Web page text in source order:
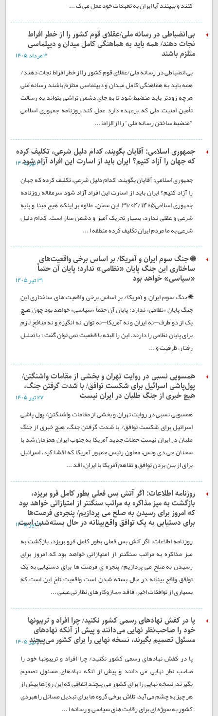
کنند و ببینند آیا ایران به تعهدات خود عمل می ک ...
بی‌انضباطی در رسانه ملی/عقلای قوم کشور را از خطر افراط
نجات دهند/ همه باید به هماهنگی کامل میدان و دیپلماسی
متلزم باشند ۳ مرداد ۱۴۰۵
بی انضباطی در رسانه ملی/عقلای قوم کشور را از خطر افراط نجات دهند/
همه باید به هماهنگی کامل میدان و دیپلماسی متلزم باشند رسانه ملی
هرچه زودتر باید منضبط شود تا به جای دشمن تراشی بتواند به رسالت
تأمین امنیت ملی که برعهده دارد عمل کند.روزنامه جمهوری اسلامی
"منضبط ساختن رسانه ملی" را از الزاما ...
جمهوری اسلامی: آقایان بگویند، کدام دلیل شرعی، تکلیف کرده
که جهان را آزاد کنیم؟ ایران باید از اسارت این افراد آزاد شود
۳۱ تير ۱۴۰۵
جمهوری اسلامی: آقایان بگویند، کدام دلیل شرعی، تکلیف کرده که جهان
را آزاد کنیم؟ ایران باید از اسارت این افراد آزاد شود سرمقاله روزنامه
جمهوری اسلامی31/04/1405 این سخن، علاوه بر اینکه هیچ مبنا و پایه
شرعی و عقلی ندارد، بسیار تحریک آمیز و دشمن ساز است. کدام دلیل
شرعی به ما مردم ایران تکلیف کرده منطقه ا ...
🌐 جنگ سوم ایران و آمریکا/ بر اساس برخی واقعیت‌های
ساختاری این جنگ پایان «نظامی» ندارد؛ پایان آن حتماً
«سیاسی» خواهد بود ۲۹ تير ۱۴۰۵
🌐 جنگ سوم ایران و آمریکا/ بر اساس برخی واقعیت های ساختاری این
جنگ پایان «نظامی» ندارد؛ پایان آن حتماً «سیاسی» خواهد بود چون هیچ
یک از دو طرف—نه ایران و نه آمریکا—نه توان، نه انگیزه و نه منافع لازم
برای پایان نظامی را دارند. این را البته با قطعیت نمی توان گفت ؛ با تحلیل
رفتار، ظرفیت و ...
همسویی نسبی در روایت تهران و بخشی از مقامات واشنگتن/
پول‌پاشی اسرائیل برای شکست توافق/ با شدت گرفتن جنگ،
هیچ خبری از جنگ طلبان در ایران نیست ۲۷ تير ۱۴۰۵
همسویی نسبی در روایت تهران و بخشی از مقامات واشنگتن/ پول پاشی
اسرائیل برای شکست توافق/ با شدت گرفتن جنگ، هیچ خبری از جنگ
طلبان در ایران نیست حملات جدید آمریکا به جنوب ایران همزمان شد با
سخنان جی دی ونس، معاون رئیس جمهور آمریکا که افشا کرد، اسرائیل
برای از بین بردن توافق و تفاهم آمریکا با ایران، اقد ...
روزنامه اطلاعات: اگر آتش بس فعلی بطور کامل فرو بریزد،
بازگشت به میز مذاکره به مراتب سنگنتر از امتیازاتی خواهد بود
که امروز برای رسیدن به صلح می پردازیم/ پنجره‌ی فرصت‌ها
برای دستیابی به یک توافق واقع‌بینانه در حال بسته‌شدن است
۲۳ تير ۱۴۰۵
روزنامه اطلاعات: اگر آتش بس فعلی بطور کامل فرو بریزد، بازگشت به
میز مذاکره به مراتب سنگنتر از امتیازاتی خواهد بود که امروز برای
رسیدن به صلح می پردازیم/ پنجره ی فرصت ها برای دستیابی به یک
توافق واقع بینانه در حال بسته شدن است واقعیت تلخ این است که
بسیاری از توافقات اخیر، فاقد «سازوکارهای نظارتی عینی ...
پا در کفش نهادهای رسمی کشور نکنید/ چرا افراد و تریبونها
خود را صاحب‌نظر نهایی می‌دانند و پیش از آنکه نهادهای
مسئول تصمیم بگیرند، نسخه نهایی را برای کشور می‌پیچند
۲۲ تير ۱۴۰۵
پا در کفش نهادهای رسمی کشور نکنید/ چرا افراد و تریبونها خود را
صاحب نظر نهایی می دانند و پیش از آنکه نهادهای مسئول تصمیم
بگیرند، نسخه نهایی را برای کشور می پیچند اتفاقی که این روزها بیش از
هر چیز به چشم می آید، تلاش برخی گروه ها برای تبدیل مسائل راهبردی
کشور به سوژه ای برای رقابت های سیاسی و رسانه ا ...